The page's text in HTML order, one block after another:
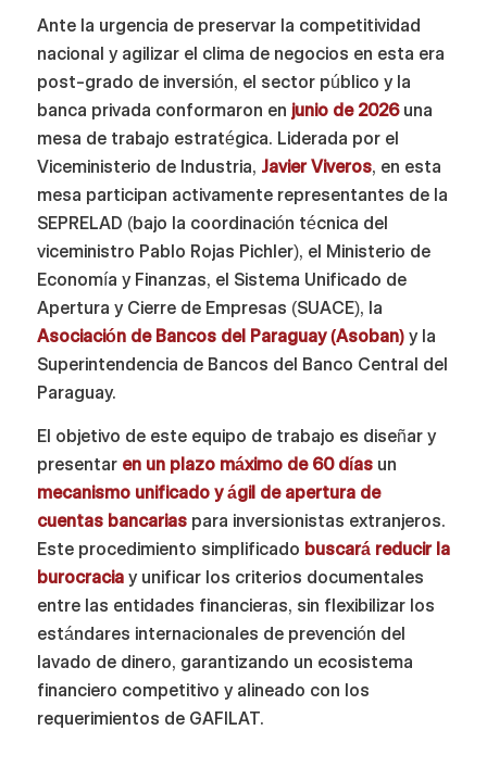
Ante la urgencia de preservar la competitividad
nacional y agilizar el clima de negocios en esta era
post-grado de inversión, el sector público y la
banca privada conformaron en junio de 2026una
mesa de trabajo estratégica. Liderada por el
Viceministerio de Industria, Javier Viveros, en esta
mesa participan activamente representantes de la
SEPRELAD (bajo la coordinación técnica del
viceministro Pablo Rojas Pichler), el Ministerio de
Economía y Finanzas, el Sistema Unificado de
Apertura y Cierre de Empresas (SUACE), la
Asociación de Bancos del Paraguay (Asoban)y la
Superintendencia de Bancos del Banco Central del
Paraguay.
El objetivo de este equipo de trabajo es diseñar y
presentar en un plazo máximo de 60 díasun
mecanismo unificado y ágil de apertura de
cuentas bancariaspara inversionistas extranjeros.
Este procedimiento simplificado buscará reducir la
burocraciay unificar los criterios documentales
entre las entidades financieras, sin flexibilizar los
estándares internacionales de prevención del
lavado de dinero, garantizando un ecosistema
financiero competitivo y alineado con los
requerimientos de GAFILAT.